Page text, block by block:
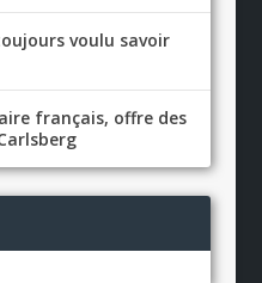
voulu savoir
français, offre des